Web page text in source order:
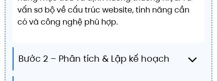
vấn sơ bộ về cấu trúc website, tính năng cần
có và công nghệ phù hợp.
Bước 2 – Phân tích & Lập kế hoạch